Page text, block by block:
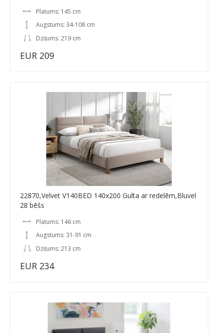
Platums: 145 cm
Augstums: 34-108 cm
Dziļums: 219 cm
EUR 209
22870,Velvet V140BED 140x200 Gulta ar redelēm,Bluvel
28 bēšs
Platums: 146 cm
Augstums: 31-91 cm
Dziļums: 213 cm
EUR 234